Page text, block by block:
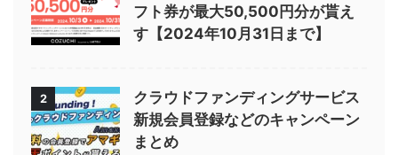
フト券が最大50,500円分が貰え
す【2024年10月31日まで】
2
クラウドファンディングサービス
新規会員登録などのキャンペーン
まとめ